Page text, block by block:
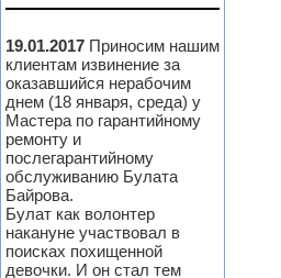
19.01.2017 Приносим нашим
клиентам извинение за
оказавшийся нерабочим
днем (18 января, среда) у
Мастера по гарантийному
ремонту и
послегарантийному
обслуживанию Булата
Байрова.
Булат как волонтер
накануне участвовал в
поисках похищенной
девочки. И он стал тем